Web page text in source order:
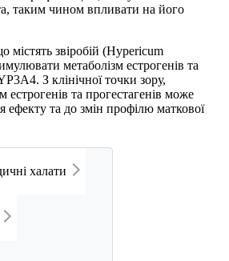
таким чином впливати на його
містять звіробій (Hypericum
метаболізм естрогенів та
З клінічної точки зору,
естрогенів та прогестагенів може
ефекту та до змін профілю маткової
халати